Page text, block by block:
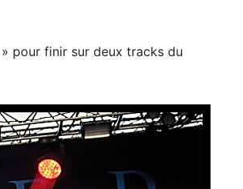
pour finir sur deux tracks du